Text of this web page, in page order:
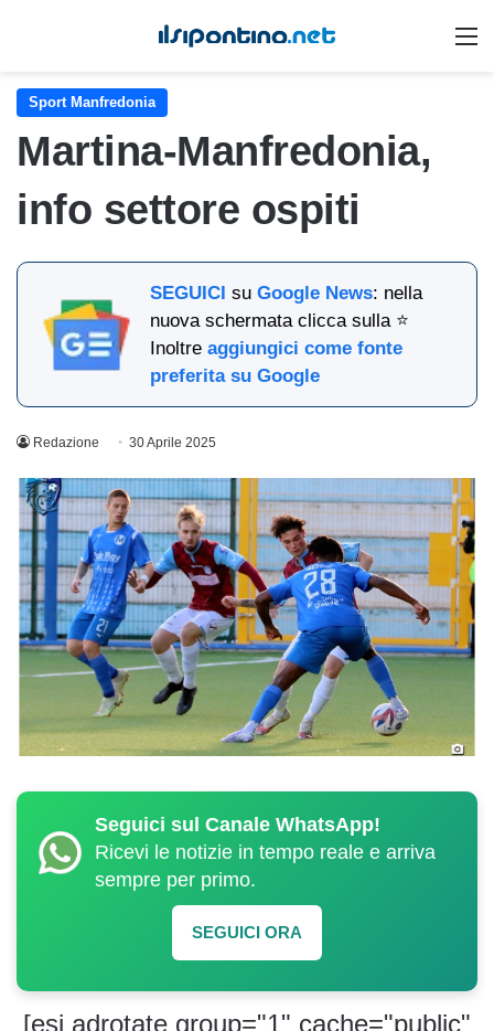
Sport Manfredonia
Martina-Manfredonia,
info settore ospiti
SEGUICI suGoogle News: nella
nuova schermata clicca sulla ⭐
Inoltreaggiungici come fonte
preferita su Google
Redazione 30 Aprile 2025
Seguici sul Canale WhatsApp!
Ricevi le notizie in tempo reale e arriva
sempre per primo.
SEGUICI ORA
[esi adrotate group="1" cache="public"